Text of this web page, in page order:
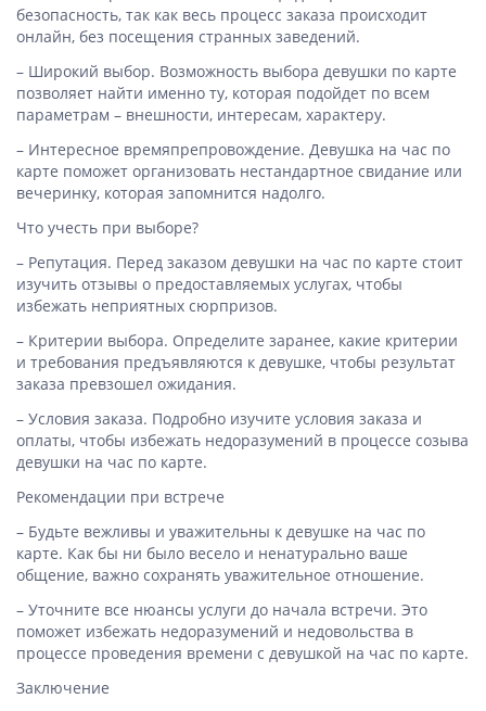
безопасность, так как весь процесс заказа происходит
онлайн, без посещения странных заведений.
– Широкий выбор. Возможность выбора девушки по карте
позволяет найти именно ту, которая подойдет по всем
параметрам – внешности, интересам, характеру.
– Интересное времяпрепровождение. Девушка на час по
карте поможет организовать нестандартное свидание или
вечеринку, которая запомнится надолго.
Что учесть при выборе?
– Репутация. Перед заказом девушки на час по карте стоит
изучить отзывы о предоставляемых услугах, чтобы
избежать неприятных сюрпризов.
– Критерии выбора. Определите заранее, какие критерии
и требования предъявляются к девушке, чтобы результат
заказа превзошел ожидания.
– Условия заказа. Подробно изучите условия заказа и
оплаты, чтобы избежать недоразумений в процессе созыва
девушки на час по карте.
Рекомендации при встрече
– Будьте вежливы и уважительны к девушке на час по
карте. Как бы ни было весело и ненатурально ваше
общение, важно сохранять уважительное отношение.
– Уточните все нюансы услуги до начала встречи. Это
поможет избежать недоразумений и недовольства в
процессе проведения времени с девушкой на час по карте.
Заключение